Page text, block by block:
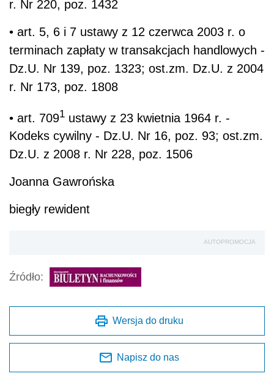
r. Nr 220, poz. 1432
• art. 5, 6 i 7 ustawy z 12 czerwca 2003 r. o
terminach zapłaty w transakcjach handlowych -
Dz.U. Nr 139, poz. 1323; ost.zm. Dz.U. z 2004
r. Nr 173, poz. 1808
• art. 7091 ustawy z 23 kwietnia 1964 r. -
Kodeks cywilny - Dz.U. Nr 16, poz. 93; ost.zm.
Dz.U. z 2008 r. Nr 228, poz. 1506
Joanna Gawrońska
biegły rewident
AUTOPROMOCJA
Źródło:
Wersja do druku
Napisz do nas